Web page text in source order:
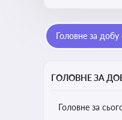
Головне за добу
ГОЛОВНЕ ЗА
Головне за